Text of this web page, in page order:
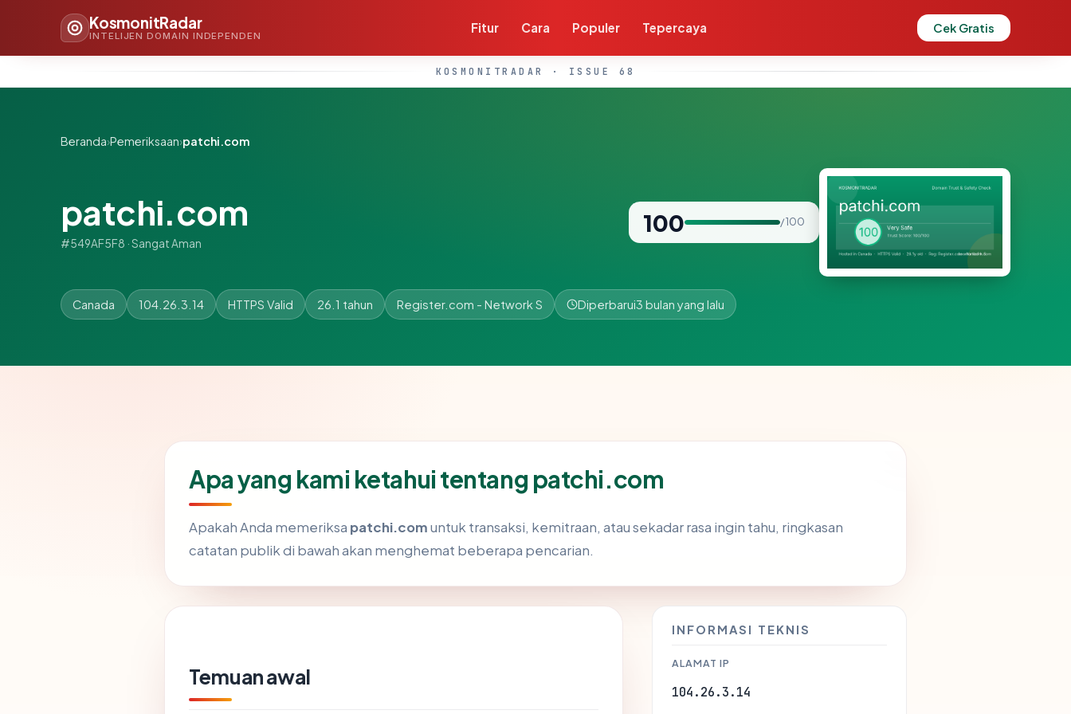
KosmonitRadar
INTELIJEN DOMAIN INDEPENDEN
Fitur Cara Populer Tepercaya Cek Gratis
KOSMONITRADAR · ISSUE 68
Beranda›Pemeriksaan›patchi.com
patchi.com
#549AF5F8 · Sangat Aman
100 / 100
Canada 104.26.3.14 HTTPS Valid 26.1 tahun Register.com - Network S Diperbarui3 bulan yang lalu
Apa yang kami ketahui tentang patchi.com
Apakah Anda memeriksa patchi.comuntuk transaksi, kemitraan, atau sekadar rasa ingin tahu, ringkasan
catatan publik di bawah akan menghemat beberapa pencarian.
Temuan awal
INFORMASI TEKNIS
ALAMAT IP
104.26.3.14